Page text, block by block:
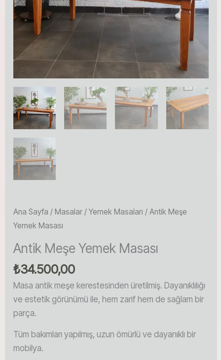
Ana Sayfa /Masalar /Yemek Masaları / Antik Meşe
Yemek Masası
Antik Meşe Yemek Masası
₺34.500,00
Masa antik meşe kerestesinden üretilmiş. Dayanıklılığı
ve estetik görünümü ile, hem zarif hem de sağlam bir
parça.
Tüm bakımları yapılmış, uzun ömürlü ve dayanıklı bir
mobilya.